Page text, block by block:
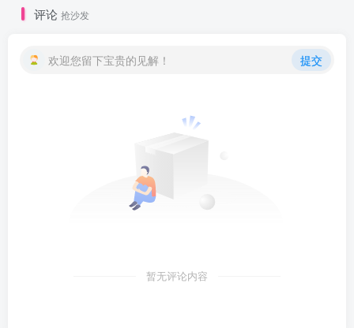
评论 抢沙发
欢迎您留下宝贵的见解！ 提交
暂无评论内容